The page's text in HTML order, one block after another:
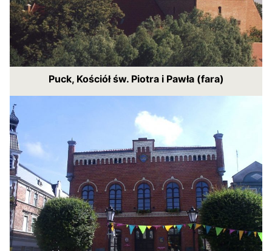
Puck, Kościół św. Piotra i Pawła (fara)